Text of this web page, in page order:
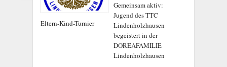
Eltern-Kind-Turnier
Gemeinsam aktiv:
Jugend des TTC
Lindenholzhausen
begeistert in der
DOREAFAMILIE
Lindenholzhausen